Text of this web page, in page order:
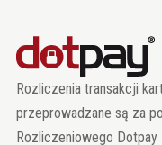
Rozliczenia transakcji
przeprowadzane są za
Rozliczeniowego Dotpay